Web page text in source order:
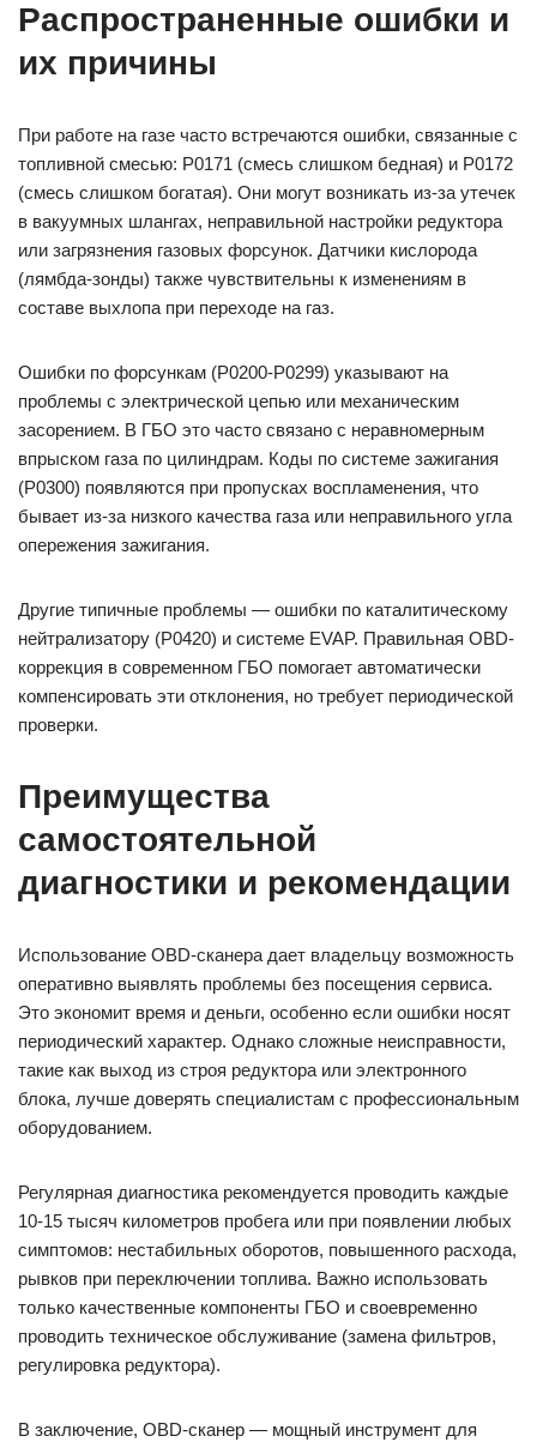
Распространенные ошибки и
их причины
При работе на газе часто встречаются ошибки, связанные с
топливной смесью: P0171 (смесь слишком бедная) и P0172
(смесь слишком богатая). Они могут возникать из-за утечек
в вакуумных шлангах, неправильной настройки редуктора
или загрязнения газовых форсунок. Датчики кислорода
(лямбда-зонды) также чувствительны к изменениям в
составе выхлопа при переходе на газ.
Ошибки по форсункам (P0200-P0299) указывают на
проблемы с электрической цепью или механическим
засорением. В ГБО это часто связано с неравномерным
впрыском газа по цилиндрам. Коды по системе зажигания
(P0300) появляются при пропусках воспламенения, что
бывает из-за низкого качества газа или неправильного угла
опережения зажигания.
Другие типичные проблемы — ошибки по каталитическому
нейтрализатору (P0420) и системе EVAP. Правильная OBD-
коррекция в современном ГБО помогает автоматически
компенсировать эти отклонения, но требует периодической
проверки.
Преимущества
самостоятельной
диагностики и рекомендации
Использование OBD-сканера дает владельцу возможность
оперативно выявлять проблемы без посещения сервиса.
Это экономит время и деньги, особенно если ошибки носят
периодический характер. Однако сложные неисправности,
такие как выход из строя редуктора или электронного
блока, лучше доверять специалистам с профессиональным
оборудованием.
Регулярная диагностика рекомендуется проводить каждые
10-15 тысяч километров пробега или при появлении любых
симптомов: нестабильных оборотов, повышенного расхода,
рывков при переключении топлива. Важно использовать
только качественные компоненты ГБО и своевременно
проводить техническое обслуживание (замена фильтров,
регулировка редуктора).
В заключение, OBD-сканер — мощный инструмент для